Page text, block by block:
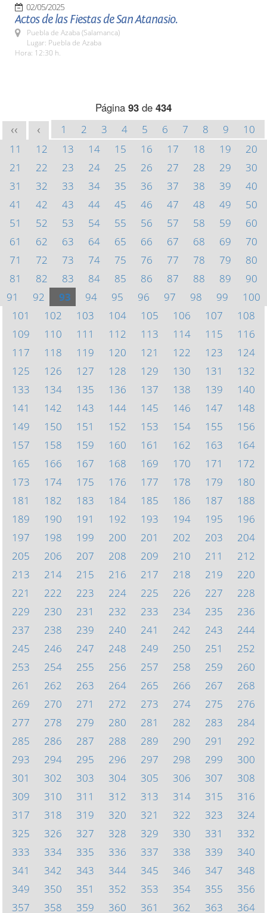
02/05/2025
Actos de las Fiestas de San Atanasio.
Puebla de Azaba (Salamanca)
Lugar: Puebla de Azaba
Hora: 12:30 h.
Página 93 de 434
<< < 1 2 3 4 5 6 7 8 9
10
11
12 13 14 15 16 17 18 19
20
21
22 23 24 25 26 27 28 29
30
31
32 33 34 35 36 37 38 39
40
41
42 43 44 45 46 47 48 49
50
51
52 53 54 55 56 57 58 59
60
61
62 63 64 65 66 67 68 69
70
71
72 73 74 75 76 77 78 79
80
81
82 83 84 85 86 87 88 89
90
91
92 93 94 95 96 97 98 99
100
101
102 103 104 105 106 107
108
109
110 111 112 113 114 115
116
117
118 119 120 121 122 123
124
125
126 127 128 129 130 131
132
133
134 135 136 137 138 139
140
141
142 143 144 145 146 147
148
149
150 151 152 153 154 155
156
157
158 159 160 161 162 163
164
165
166 167 168 169 170 171
172
173
174 175 176 177 178 179
180
181
182 183 184 185 186 187
188
189
190 191 192 193 194 195
196
197
198 199 200 201 202 203
204
205
206 207 208 209 210 211
212
213
214 215 216 217 218 219
220
221
222 223 224 225 226 227
228
229
230 231 232 233 234 235
236
237
238 239 240 241 242 243
244
245
246 247 248 249 250 251
252
253
254 255 256 257 258 259
260
261
262 263 264 265 266 267
268
269
270 271 272 273 274 275
276
277
278 279 280 281 282 283
284
285
286 287 288 289 290 291
292
293
294 295 296 297 298 299
300
301
302 303 304 305 306 307
308
309
310 311 312 313 314 315
316
317
318 319 320 321 322 323
324
325
326 327 328 329 330 331
332
333
334 335 336 337 338 339
340
341
342 343 344 345 346 347
348
349
350 351 352 353 354 355
356
357
358 359 360 361 362 363 364